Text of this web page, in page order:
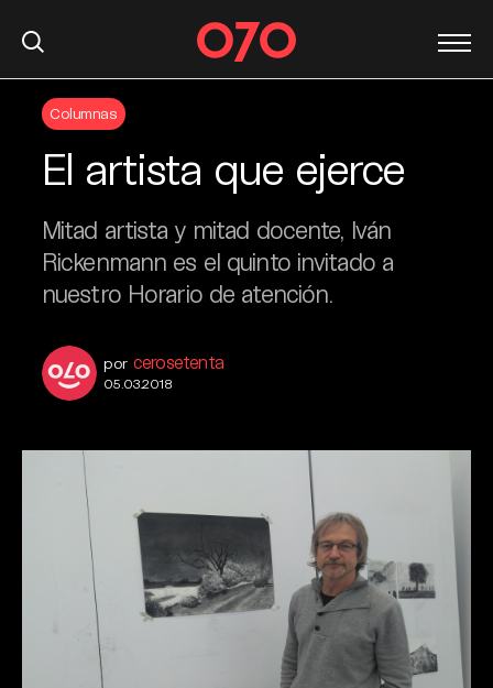
Columnas
El artista que ejerce
Mitad artista y mitad docente, Iván
Rickenmann es el quinto invitado a
nuestro Horario de atención.
por cerosetenta
05.03.2018